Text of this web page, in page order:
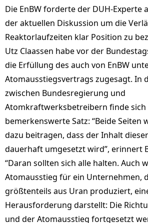
Die EnBW forderte der DUH-Experte
der aktuellen Diskussion um die
Reaktorlaufzeiten klar Position zu
Utz Claassen habe vor der
die Erfüllung des auch von EnBW
Atomausstiegsvertrags zugesagt. In
zwischen Bundesregierung und
Atomkraftwerksbetreibern finde sich
bemerkenswerte Satz: “Beide Seiten
dazu beitragen, dass der Inhalt
dauerhaft umgesetzt wird”, erinnert
“Daran sollten sich alle halten. Auch
Atomausstieg für ein Unternehmen,
größtenteils aus Uran produziert,
Herausforderung darstellt: Die
und der Atomausstieg fortgesetzt